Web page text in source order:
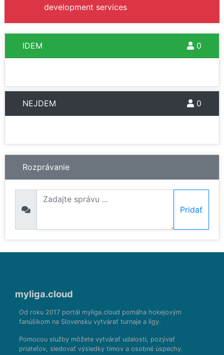
development services
IDEM 0
NEJDEM 0
Rozprávanie
Pridať
myliga.cloud
Od roku 2017 portál myliga.cloud pomáha hokejovým
fanúšikom na Slovensku vytvárať turnaje a ligy.
Pomocou služby môžete vytvárať udalosti, pozývať
priateľov, sledovať výsledky tímov a osobné úspechy.